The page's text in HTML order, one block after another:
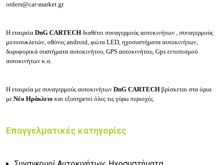
orders@car-market.gr
Η εταιρεία DnG CARTECH διαθέτει συναγερμούς αυτοκινήτων , συναγερμούς
μοτοσυκλετών, οθόνες android, φώτα LED, ηχοσυστήματα αυτοκινήτων,
δορυφορικά συστήματα αυτοκινήτου, GPS αυτοκινήτου, Gps εντοπισμού
αυτοκινήτων κ.α.
Η εταιρεία με συναγερμούς αυτοκινήτων DnG CARTECH βρίσκεται στα όρια
με Νέο Ηράκλειο και εξυπηρετεί όλες τις γύρω περιοχές.
Επαγγελματικές κατηγορίες